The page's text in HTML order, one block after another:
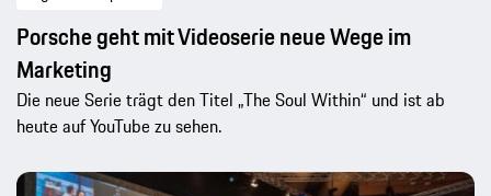
Porsche geht mit Videoserie neue Wege im
Marketing
Die neue Serie trägt den Titel „The Soul Within“ und ist ab
heute auf YouTube zu sehen.